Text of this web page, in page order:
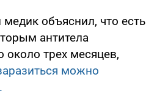
объяснил, что есть
антитела
около трех месяцев,
можно